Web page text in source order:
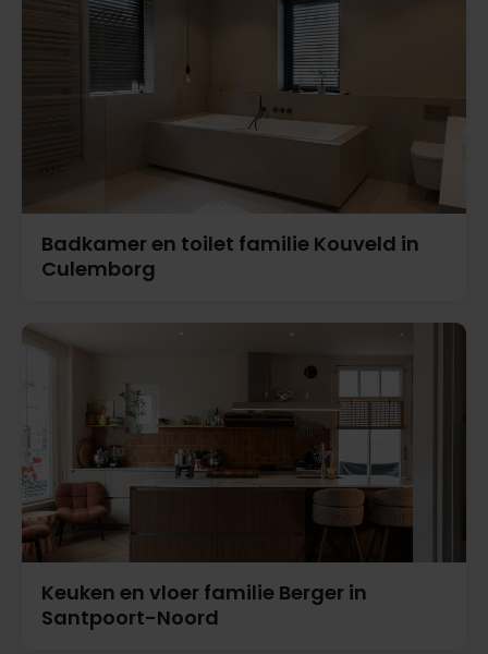
Badkamer en toilet familie Kouveld in
Culemborg
Keuken en vloer familie Berger in
Santpoort-Noord